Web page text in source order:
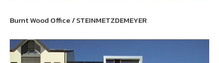
Burnt Wood Office / STEINMETZDEMEYER